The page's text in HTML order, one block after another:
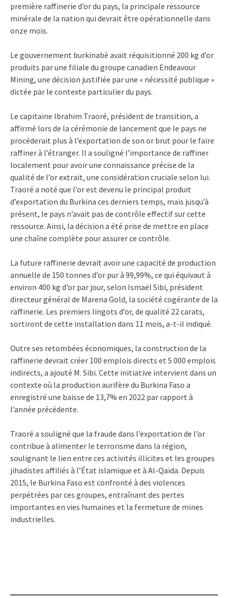
première raffinerie d’or du pays, la principale ressource
minérale de la nation qui devrait être opérationnelle dans
onze mois.
Le gouvernement burkinabè avait réquisitionné 200 kg d’or
produits par une filiale du groupe canadien Endeavour
Mining, une décision justifiée par une « nécessité publique »
dictée par le contexte particulier du pays.
Le capitaine Ibrahim Traoré, président de transition, a
affirmé lors de la cérémonie de lancement que le pays ne
procéderait plus à l’exportation de son or brut pour le faire
raffiner à l’étranger. Il a souligné l’importance de raffiner
localement pour avoir une connaissance précise de la
qualité de l’or extrait, une considération cruciale selon lui.
Traoré a noté que l’or est devenu le principal produit
d’exportation du Burkina ces derniers temps, mais jusqu’à
présent, le pays n’avait pas de contrôle effectif sur cette
ressource. Ainsi, la décision a été prise de mettre en place
une chaîne complète pour assurer ce contrôle.
La future raffinerie devrait avoir une capacité de production
annuelle de 150 tonnes d’or pur à 99,99%, ce qui équivaut à
environ 400 kg d’or par jour, selon Ismaël Sibi, président
directeur général de Marena Gold, la société cogérante de la
raffinerie. Les premiers lingots d’or, de qualité 22 carats,
sortiront de cette installation dans 11 mois, a-t-il indiqué.
Outre ses retombées économiques, la construction de la
raffinerie devrait créer 100 emplois directs et 5 000 emplois
indirects, a ajouté M. Sibi. Cette initiative intervient dans un
contexte où la production aurifère du Burkina Faso a
enregistré une baisse de 13,7% en 2022 par rapport à
l’année précédente.
Traoré a souligné que la fraude dans l’exportation de l’or
contribue à alimenter le terrorisme dans la région,
soulignant le lien entre ces activités illicites et les groupes
jihadistes affiliés à l’État islamique et à Al-Qaïda. Depuis
2015, le Burkina Faso est confronté à des violences
perpétrées par ces groupes, entraînant des pertes
importantes en vies humaines et la fermeture de mines
industrielles.